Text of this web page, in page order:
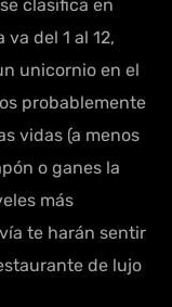
clasifica en
del 1 al 12,
unicornio en el
probablemente
vidas (a menos
o ganes la
más
te harán sentir
de lujo